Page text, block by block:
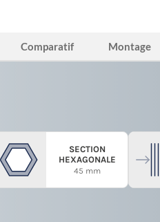
Comparatif Montage
SECTION
HEXAGONALE
45 mm